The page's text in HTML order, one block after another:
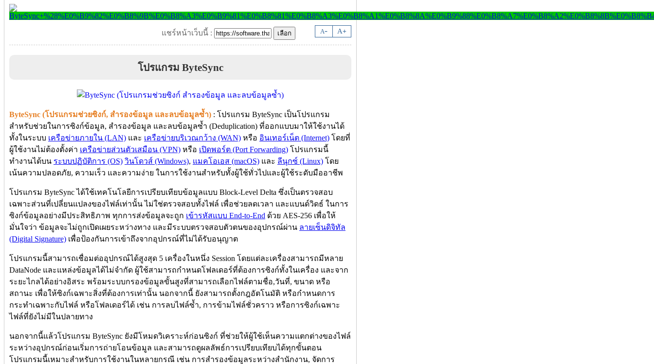
A- A+
แชร์หน้าเว็บนี้ :
โปรแกรม ByteSync
ByteSync (โปรแกรมช่วยซิงก์, สำรองข้อมูล และลบข้อมูลซ้ำ) : โปรแกรม ByteSync เป็นโปรแกรม
สำหรับช่วยในการซิงก์ข้อมูล, สำรองข้อมูล และลบข้อมูลซ้ำ (Deduplication) ที่ออกแบบมาให้ใช้งานได้
ทั้งในระบบ เครือข่ายภายใน (LAN) และ เครือข่ายบริเวณกว้าง (WAN) หรือ อินเทอร์เน็ต (Internet) โดยที่
ผู้ใช้งานไม่ต้องตั้งค่า เครือข่ายส่วนตัวเสมือน (VPN) หรือ เปิดพอร์ต (Port Forwarding) โปรแกรมนี้
ทำงานได้บน ระบบปฏิบัติการ (OS) วินโดวส์ (Windows), แมคโอเอส (macOS) และ ลีนุกซ์ (Linux) โดย
เน้นความปลอดภัย, ความเร็ว และความง่าย ในการใช้งานสำหรับทั้งผู้ใช้ทั่วไปและผู้ใช้ระดับมืออาชีพ
โปรแกรม ByteSync ได้ใช้เทคโนโลยีการเปรียบเทียบข้อมูลแบบ Block-Level Delta ซึ่งเป็นตรวจสอบ
เฉพาะส่วนที่เปลี่ยนแปลงของไฟล์เท่านั้น ไม่ใช่ตรวจสอบทั้งไฟล์ เพื่อช่วยลดเวลา และแบนด์วิดธ์ ในการ
ซิงก์ข้อมูลอย่างมีประสิทธิภาพ ทุกการส่งข้อมูลจะถูก เข้ารหัสแบบ End-to-End ด้วย AES-256 เพื่อให้
มั่นใจว่า ข้อมูลจะไม่ถูกเปิดเผยระหว่างทาง และมีระบบตรวจสอบตัวตนของอุปกรณ์ผ่าน ลายเซ็นดิจิทัล
(Digital Signature) เพื่อป้องกันการเข้าถึงจากอุปกรณ์ที่ไม่ได้รับอนุญาต
โปรแกรมนี้สามารถเชื่อมต่ออุปกรณ์ได้สูงสุด 5 เครื่องในหนึ่ง Session โดยแต่ละเครื่องสามารถมีหลาย
DataNode และแหล่งข้อมูลได้ไม่จำกัด ผู้ใช้สามารถกำหนดโฟลเดอร์ที่ต้องการซิงก์ทั้งในเครื่อง และจาก
ระยะไกลได้อย่างอิสระ พร้อมระบบกรองข้อมูลขั้นสูงที่สามารถเลือกไฟล์ตามชื่อ,วันที่, ขนาด หรือ
สถานะ เพื่อให้ซิงก์เฉพาะสิ่งที่ต้องการเท่านั้น นอกจากนี้ ยังสามารถตั้งกฎอัตโนมัติ หรือกำหนดการ
กระทำเฉพาะกับไฟล์ หรือโฟลเดอร์ได้ เช่น การลบไฟล์ซ้ำ, การข้ามไฟล์ชั่วคราว หรือการซิงก์เฉพาะ
ไฟล์ที่ยังไม่มีในปลายทาง
นอกจากนี้แล้วโปรแกรม ByteSync ยังมีโหมดวิเคราะห์ก่อนซิงก์ ที่ช่วยให้ผู้ใช้เห็นความแตกต่างของไฟล์
ระหว่างอุปกรณ์ก่อนเริ่มการถ่ายโอนข้อมูล และสามารถดูผลลัพธ์การเปรียบเทียบได้ทุกขั้นตอน
โปรแกรมนี้เหมาะสำหรับการใช้งานในหลายกรณี เช่น การสำรองข้อมูลระหว่างสำนักงาน, จัดการ